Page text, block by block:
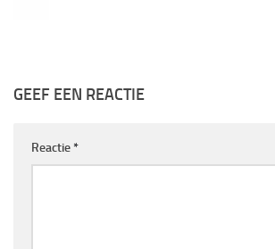
GEEF EEN REACTIE
Reactie*